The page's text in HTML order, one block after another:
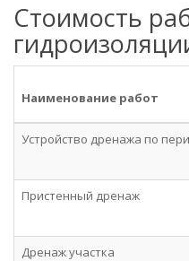
Стоимость
Наименование работ
Устройство дренажа по
Пристенный дренаж
Дренаж участка